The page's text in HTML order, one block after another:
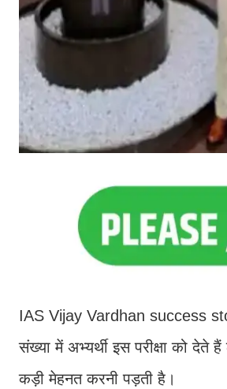
IAS Vijay Vardhan success
संख्या में अभ्यर्थी इस परीक्षा को देते
कड़ी मेहनत करनी पड़ती है।